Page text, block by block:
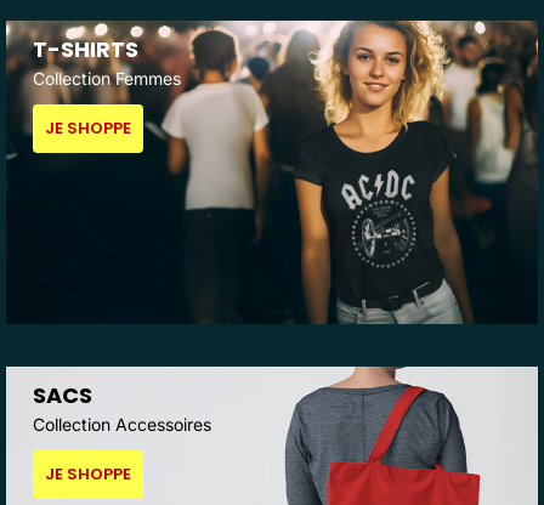
T-SHIRTS
Collection Femmes
JE SHOPPE
SACS
Collection Accessoires
JE SHOPPE